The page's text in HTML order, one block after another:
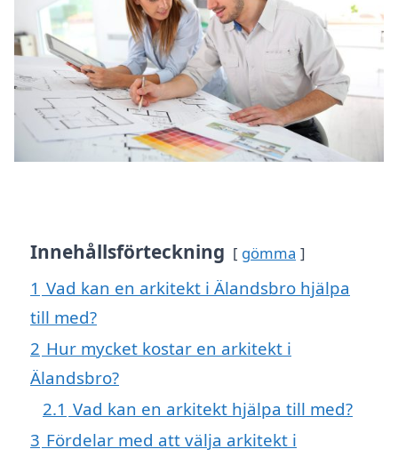
Innehållsförteckning gömma
1 Vad kan en arkitekt i Älandsbro hjälpa
till med?
2 Hur mycket kostar en arkitekt i
Älandsbro?
2.1 Vad kan en arkitekt hjälpa till med?
3 Fördelar med att välja arkitekt i